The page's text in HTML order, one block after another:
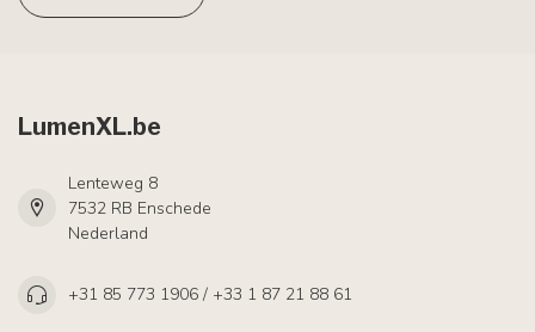
LumenXL.be
Lenteweg 8
7532 RB Enschede
Nederland
+31 85 773 1906 / +33 1 87 21 88 61